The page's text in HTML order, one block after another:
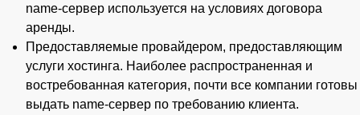
name-сервер используется на условиях договора
аренды.
Предоставляемые провайдером, предоставляющим
услуги хостинга. Наиболее распространенная и
востребованная категория, почти все компании готовы
выдать name-сервер по требованию клиента.